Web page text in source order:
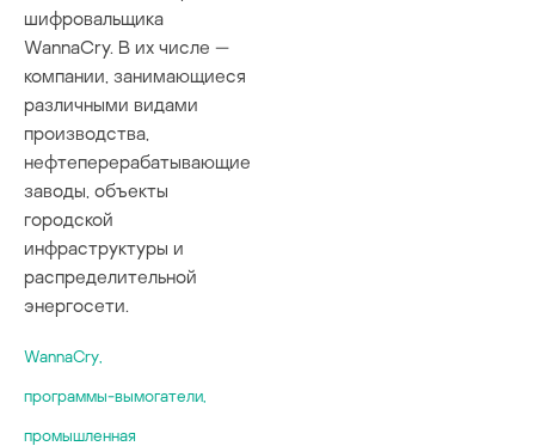
шифровальщика
WannaCry. В их числе —
компании, занимающиеся
различными видами
производства,
нефтеперерабатывающие
заводы, объекты
городской
инфраструктуры и
распределительной
энергосети.
WannaCry
программы-вымогатели
промышленная